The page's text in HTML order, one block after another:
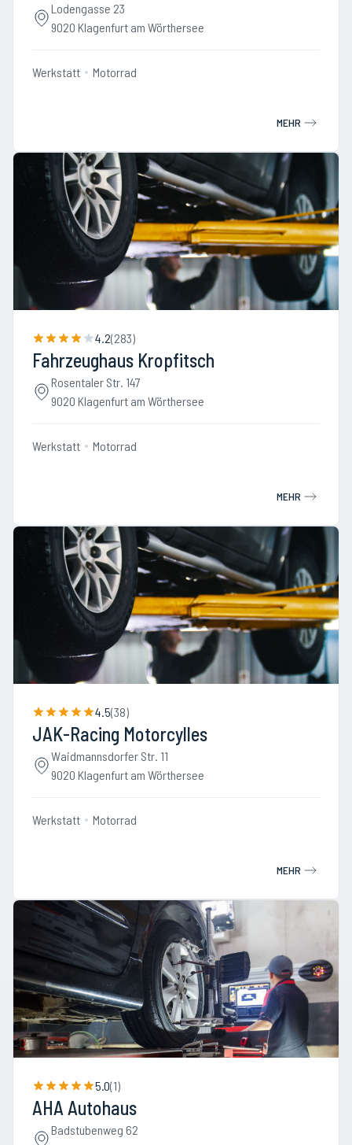
Lodengasse 23
9020 Klagenfurt am Wörthersee
Werkstatt Motorrad
MEHR
4.2(283)
Fahrzeughaus Kropfitsch
Rosentaler Str. 147
9020 Klagenfurt am Wörthersee
Werkstatt Motorrad
MEHR
4.5(38)
JAK-Racing Motorcylles
Waidmannsdorfer Str. 11
9020 Klagenfurt am Wörthersee
Werkstatt Motorrad
MEHR
5.0(1)
AHA Autohaus
Badstubenweg 62